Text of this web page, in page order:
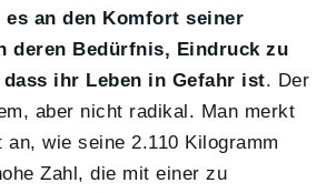
an den Komfort seiner
deren Bedürfnis, Eindruck zu
ihr Leben in Gefahr ist. Der
aber nicht radikal. Man merkt
an, wie seine 2.110 Kilogramm
Zahl, die mit einer zu